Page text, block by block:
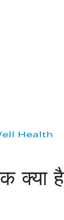
क्या है